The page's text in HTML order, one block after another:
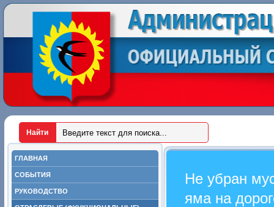
ГЛАВНАЯ
СОБЫТИЯ
РУКОВОДСТВО
Не убран
яма на